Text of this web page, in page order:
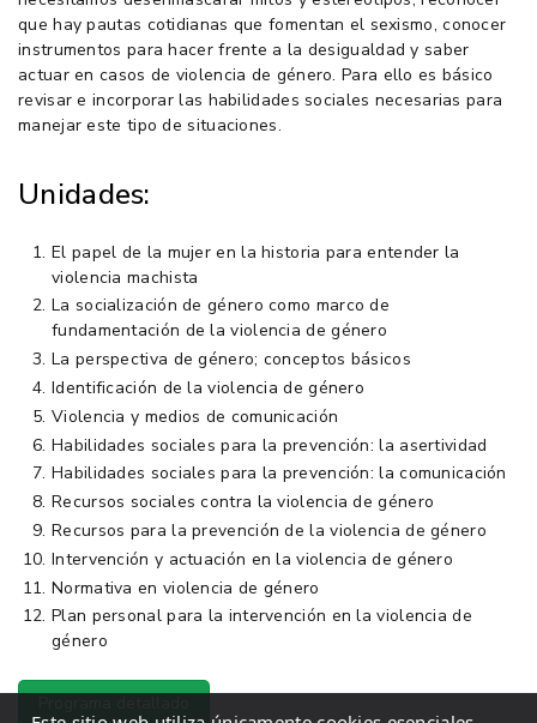
que hay pautas cotidianas que fomentan el sexismo, conocer
instrumentos para hacer frente a la desigualdad y saber
actuar en casos de violencia de género. Para ello es básico
revisar e incorporar las habilidades sociales necesarias para
manejar este tipo de situaciones.
Unidades:
El papel de la mujer en la historia para entender la
violencia machista
La socialización de género como marco de
fundamentación de la violencia de género
La perspectiva de género; conceptos básicos
Identificación de la violencia de género
Violencia y medios de comunicación
Habilidades sociales para la prevención: la asertividad
Habilidades sociales para la prevención: la comunicación
Recursos sociales contra la violencia de género
Recursos para la prevención de la violencia de género
Intervención y actuación en la violencia de género
Normativa en violencia de género
Plan personal para la intervención en la violencia de
género